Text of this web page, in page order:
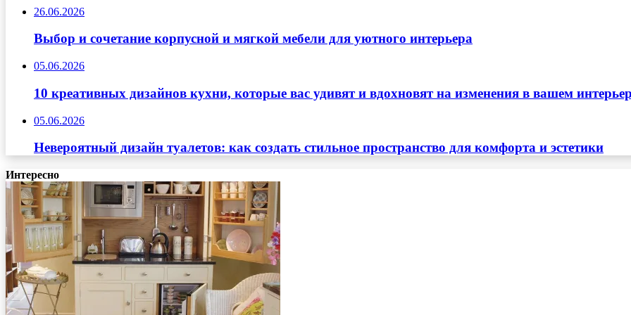
26.06.2026
Выбор и сочетание корпусной и мягкой мебели для уютного интерьера
05.06.2026
10 креативных дизайнов кухни, которые вас удивят и вдохновят на изменения в вашем
05.06.2026
Невероятный дизайн туалетов: как создать стильное пространство для комфорта и эстетики
Интересно